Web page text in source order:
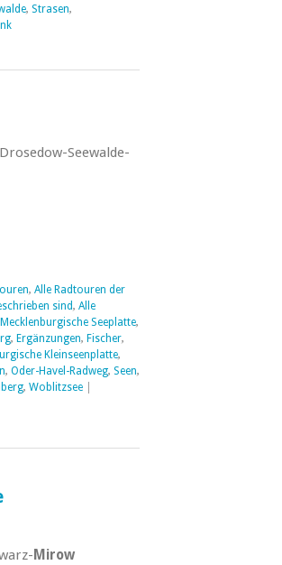
, Strasen,
Seewalde-
, Alle Radtouren der
sind, Alle
Mecklenburgische Seeplatte,
, Ergänzungen, Fischer,
Kleinseenplatte,
, Oder-Havel-Radweg, Seen,
, Woblitzsee|
Mirow